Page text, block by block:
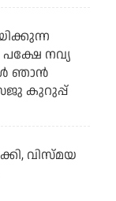
പക്ഷേ നവ്യ
ഞാന്‍
കുറുപ്പ്
വിസ്മയ